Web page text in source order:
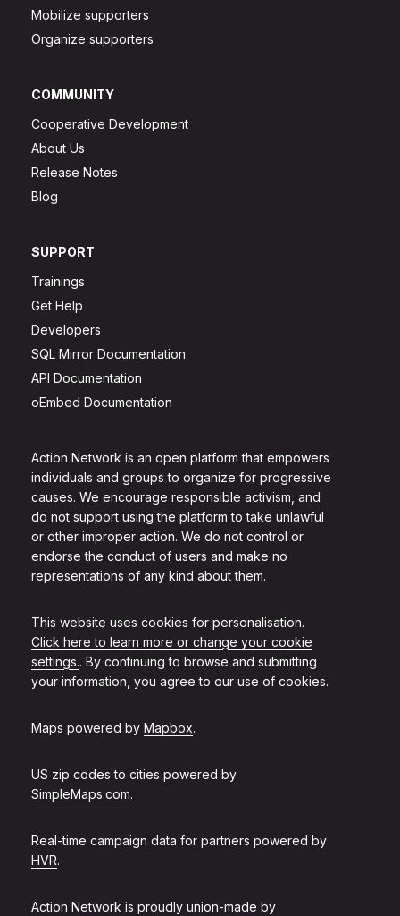
Action Network is an open platform that empowers
individuals and groups to organize for progressive
causes. We encourage responsible activism, and
do not support using the platform to take unlawful
or other improper action. We do not control or
endorse the conduct of users and make no
representations of any kind about them.
This website uses cookies for personalisation.
Click here to learn more or change your cookie
settings.. By continuing to browse and submitting
your information, you agree to our use of cookies.
Maps powered by Mapbox.
US zip codes to cities powered by
SimpleMaps.com.
Real-time campaign data for partners powered by
HVR.
Action Network is proudly union-made by
Mobilize supporters
Organize supporters
COMMUNITY
Cooperative Development
About Us
Release Notes
Blog
SUPPORT
Trainings
Get Help
Developers
SQL Mirror Documentation
API Documentation
oEmbed Documentation